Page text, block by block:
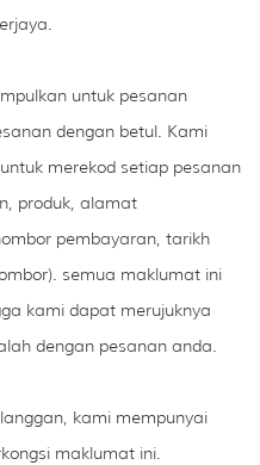
untuk pesanan
dengan betul. Kami
merekod setiap pesanan
produk, alamat
pembayaran, tarikh
semua maklumat ini
kami dapat merujuknya
dengan pesanan anda.
kami mempunyai
maklumat ini.